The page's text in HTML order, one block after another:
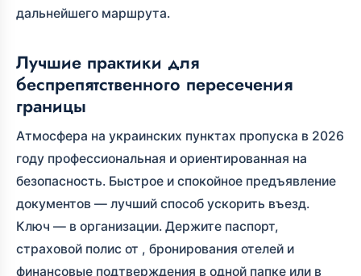
дальнейшего маршрута.
Лучшие практики для
беспрепятственного пересечения
границы
Атмосфера на украинских пунктах пропуска в 2026
году профессиональная и ориентированная на
безопасность. Быстрое и спокойное предъявление
документов — лучший способ ускорить въезд.
Ключ — в организации. Держите паспорт,
страховой полис от , бронирования отелей и
финансовые подтверждения в одной папке или в